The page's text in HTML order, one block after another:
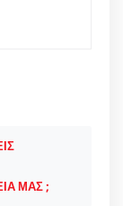
ΜΑΣ ;